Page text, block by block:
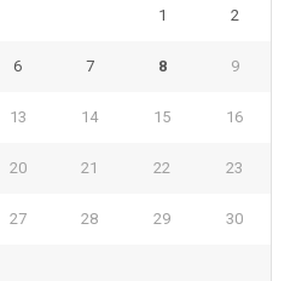
1 2
6 7 8 9
13 14 15 16
20 21 22 23
27 28 29 30